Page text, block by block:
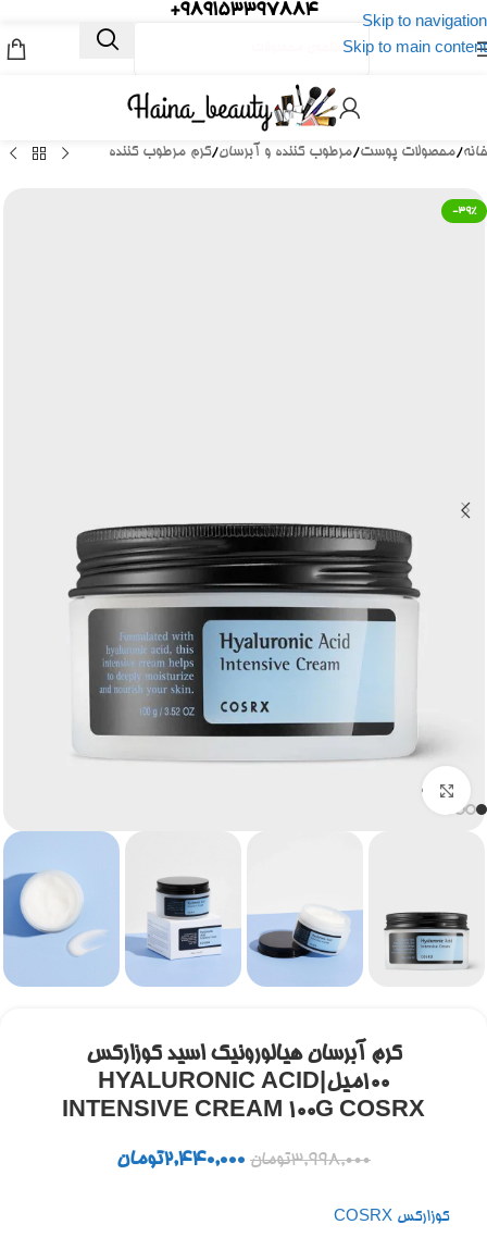
Skip to navigation
Skip to main content
989153397884+
خانه/محصولات پوست/مرطوب کننده و آبرسان/کرم مرطوب کننده
-39%
برای بزرگنمایی کلیک کنید
کرم آبرسان هیالورونیک اسید کوزارکس
100میل|HYALURONIC ACID
INTENSIVE CREAM 100G COSRX
3,998,000تومان 2,440,000تومان
کوزارکس COSRX